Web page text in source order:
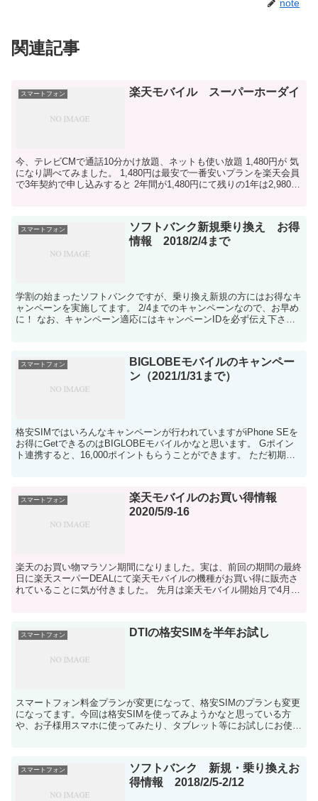
note
関連記事
スマートフォン 楽天モバイル スーパーホーダイ
今、テレビCMで通話10分かけ放題、ネットも使い放題 1,480円が 気
になり調べてみました。 1,480円は最安で一番安いプランを楽天会員
で3年契約で申し込みすると 2年間が1,480円にて残りの1年は2,980円
スマートフォン
ソフトバンク新規乗り換え お得
情報 2018/2/4まで
学割の始まったソフトバンクですが、乗り換え新規の方にはお得なキ
ャンペーンを実施してます。 2/4までのキャンペーンなので、お早め
に！ なお、キャンペーン適応にはキャンペーンIDを必ず伝え下さ
スマートフォン
BIGLOBEモバイルのキャンペー
ン（2021/1/31まで）
格安SIMではいろんなキャンペーンが行われていますがiPhone SEを
お得にGetできるのはBIGLOBEモバイルかなと思います。 Gポイン
ト連携すると、16,000ポイントもらうことができます。 ただ初期費
スマートフォン
楽天モバイルのお買い得情報
2020/5/9-16
楽天のお買い物マラソン期間になりました。実は、前回の期間の最終
日に楽天スーパーDEALにて楽天モバイルの機種がお買い得に販売さ
れていることに気が付きました。 先月は楽天モバイル開始月で4月最
スマートフォン DTIの格安SIMを半年お試し
スマートフォン料金プランが変更になって、格安SIMのプランも変更
になってます。今回は格安SIMを使ってみようかなと思っている方
や、お子様用スマホに使ってみたり、タブレット等にお試しにお使い
スマートフォン
ソフトバンク 新規・乗り換えお
得情報 2018/2/5-2/12